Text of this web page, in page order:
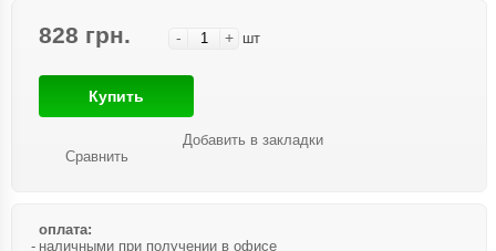
828 грн. - + шт
Купить
Сравнить
Добавить в закладки
оплата:
наличными при получении в офисе